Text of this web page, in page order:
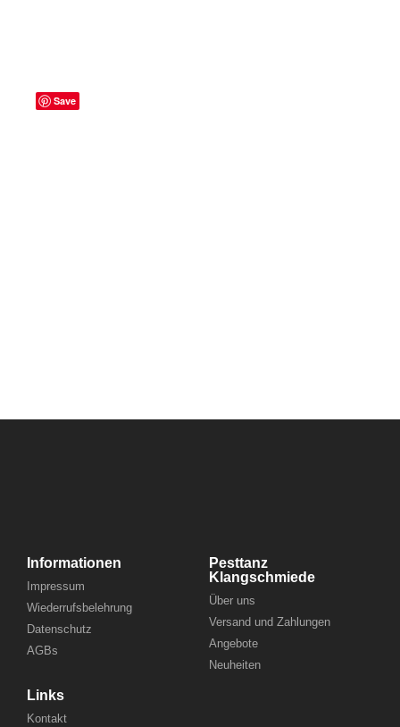
Informationen
Impressum
Wiederrufsbelehrung
Datenschutz
AGBs
Pesttanz
Klangschmiede
Über uns
Versand und Zahlungen
Angebote
Neuheiten
Links
Kontakt